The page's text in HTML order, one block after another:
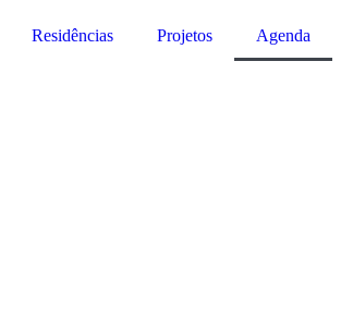
Residências Projetos Agenda